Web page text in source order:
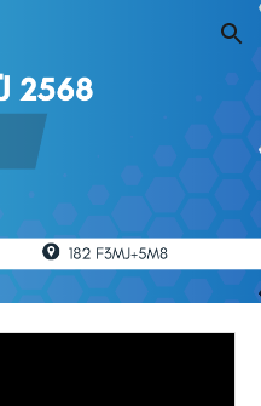
Skip to navigation